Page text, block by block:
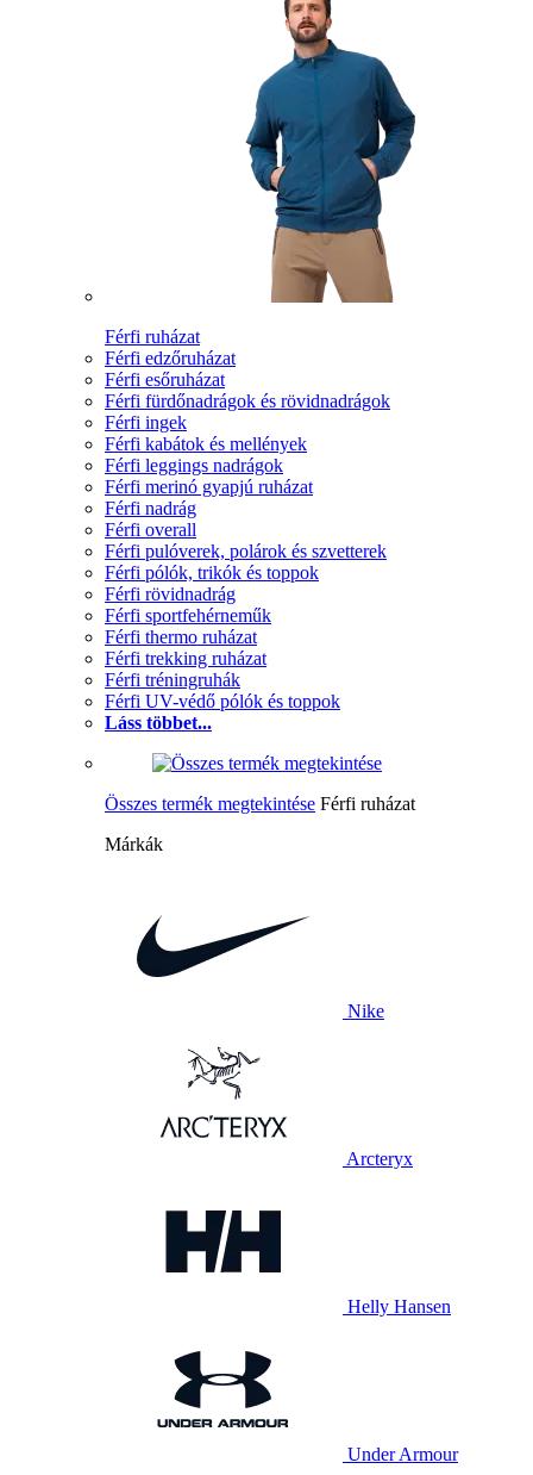
Férfi ruházat
Férfi edzőruházat
Férfi esőruházat
Férfi fürdőnadrágok és rövidnadrágok
Férfi ingek
Férfi kabátok és mellények
Férfi leggings nadrágok
Férfi merinó gyapjú ruházat
Férfi nadrág
Férfi overall
Férfi pulóverek, polárok és szvetterek
Férfi pólók, trikók és toppok
Férfi rövidnadrág
Férfi sportfehérneműk
Férfi thermo ruházat
Férfi trekking ruházat
Férfi tréningruhák
Férfi UV-védő pólók és toppok
Láss többet...
Összes termék megtekintése Férfi ruházat
Márkák
Nike
Arcteryx
Helly Hansen
Under Armour